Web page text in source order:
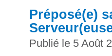
Préposé(e)
Publié le 5 Août